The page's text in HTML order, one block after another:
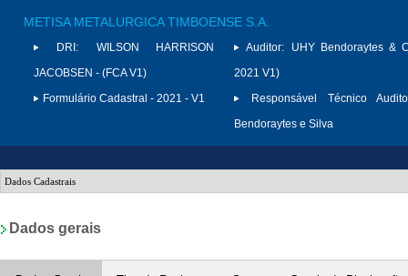
METISA METALURGICA TIMBOENSE S.A.
DRI:
WILSON HARRISON
JACOBSEN - (FCA V1)
Formulário Cadastral - 2021 - V1
Auditor:
UHY Bendoraytes &
2021 V1)
Responsável Técnico
Bendoraytes e Silva